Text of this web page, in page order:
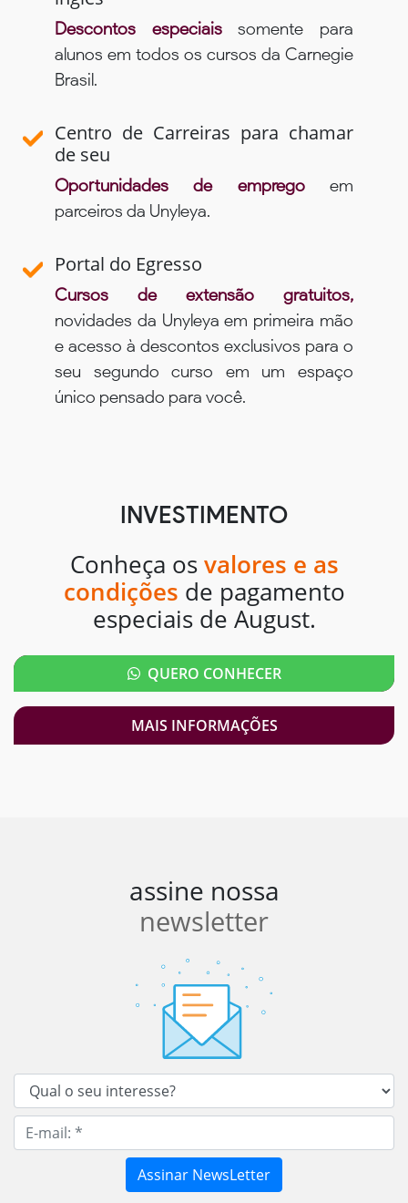
Descontos especiaissomente para
alunos em todos os cursos da Carnegie
Brasil.
Centro de Carreiras para chamar
de seu
Oportunidades de empregoem
parceiros da Unyleya.
Portal do Egresso
Cursos de extensão gratuitos,
novidades da Unyleya em primeira mão
e acesso à descontos exclusivos para o
seu segundo curso em um espaço
único pensado para você.
INVESTIMENTO
Conheça os valores e as
condições de pagamento
especiais de August.
QUERO CONHECER
MAIS INFORMAÇÕES
assine nossa
newsletter